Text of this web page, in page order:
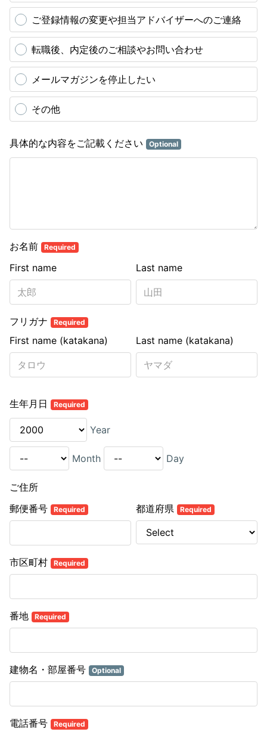
ご登録情報の変更や担当アドバイザーへのご連絡
転職後、内定後のご相談やお問い合わせ
メールマガジンを停止したい
その他
具体的な内容をご記載ください Optional
お名前 Required
Last name
First name
フリガナ Required
Last name (katakana)
First name (katakana)
生年月日 Required
Year
Month Day
ご住所
郵便番号
Required 都道府県 Required
市区町村 Required
番地 Required
建物名・部屋番号 Optional
電話番号 Required